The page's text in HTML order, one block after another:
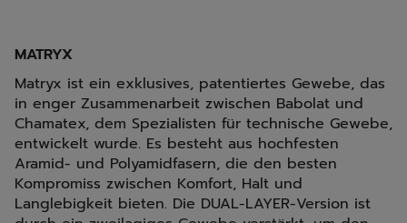
MATRYX
Matryx ist ein exklusives, patentiertes Gewebe, das
in enger Zusammenarbeit zwischen Babolat und
Chamatex, dem Spezialisten für technische Gewebe,
entwickelt wurde. Es besteht aus hochfesten
Aramid- und Polyamidfasern, die den besten
Kompromiss zwischen Komfort, Halt und
Langlebigkeit bieten. Die DUAL-LAYER-Version ist